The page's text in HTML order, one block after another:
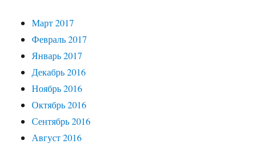
Март 2017
Февраль 2017
Январь 2017
Декабрь 2016
Ноябрь 2016
Октябрь 2016
Сентябрь 2016
Август 2016